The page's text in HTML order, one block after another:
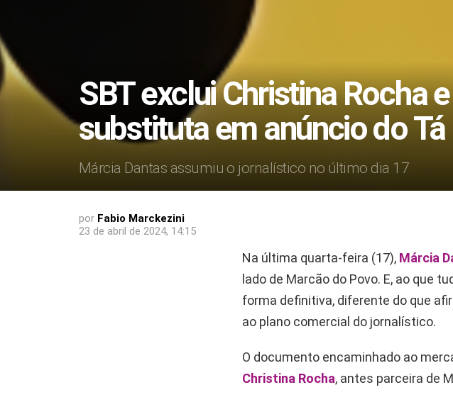
SBT exclui Christina Rocha
substituta em anúncio do Tá
Márcia Dantas assumiu o jornalístico no último dia 17
por Fabio Marckezini
23 de abril de 2024, 14:15
Na última quarta-feira (17), Márcia
lado de Marcão do Povo. E, ao que
forma definitiva, diferente do que
ao plano comercial do jornalístico.
O documento encaminhado ao
Christina Rocha, antes parceira de